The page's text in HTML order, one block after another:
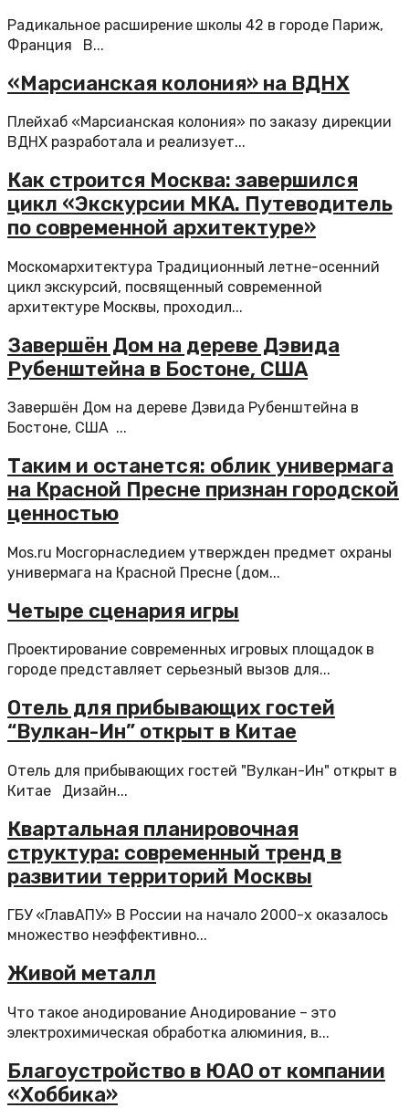
Радикальное расширение школы 42 в городе Париж,
Франция В...
«Марсианская колония» на ВДНХ
Плейхаб «Марсианская колония» по заказу дирекции
ВДНХ разработала и реализует...
Как строится Москва: завершился
цикл «Экскурсии МКА. Путеводитель
по современной архитектуре»
Москомархитектура Традиционный летне-осенний
цикл экскурсий, посвященный современной
архитектуре Москвы, проходил...
Завершён Дом на дереве Дэвида
Рубенштейна в Бостоне, США
Завершён Дом на дереве Дэвида Рубенштейна в
Бостоне, США ...
Таким и останется: облик универмага
на Красной Пресне признан городской
ценностью
Mos.ru Мосгорнаследием утвержден предмет охраны
универмага на Красной Пресне (дом...
Четыре сценария игры
Проектирование современных игровых площадок в
городе представляет серьезный вызов для...
Отель для прибывающих гостей
“Вулкан-Ин” открыт в Китае
Отель для прибывающих гостей "Вулкан-Ин" открыт в
Китае Дизайн...
Квартальная планировочная
структура: современный тренд в
развитии территорий Москвы
ГБУ «ГлавАПУ» В России на начало 2000-х оказалось
множество неэффективно...
Живой металл
Что такое анодирование Анодирование – это
электрохимическая обработка алюминия, в...
Благоустройство в ЮАО от компании
«Хоббика»